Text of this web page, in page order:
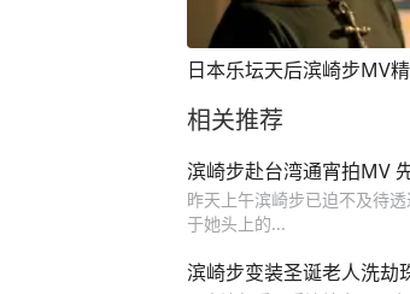
日本乐坛天后滨崎步MV精
相关推荐
滨崎步赴台湾通宵拍MV
昨天上午滨崎步已迫不及待
于她头上的...
滨崎步变装圣诞老人洗劫